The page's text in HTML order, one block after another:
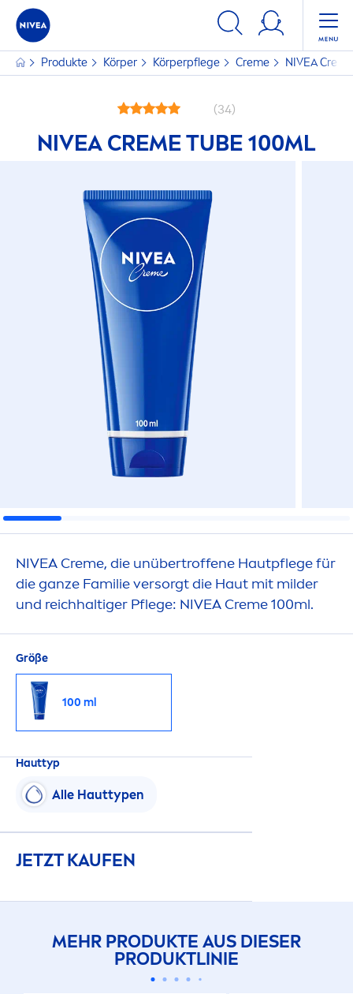
Produkte Körper Körperpflege Creme NIVEACreme
(34)
NIVEA CREMETUBE 100ML
NIVEA Creme, die unübertroffene Hautpflege für
die ganze Familie versorgt die Haut mit milder
und reichhaltiger Pflege: NIVEA Creme100ml.
Größe
100 ml
Hauttyp
Alle Hauttypen
JETZT KAUFEN
MEHR PRODUKTE AUS DIESER
PRODUKTLINIE